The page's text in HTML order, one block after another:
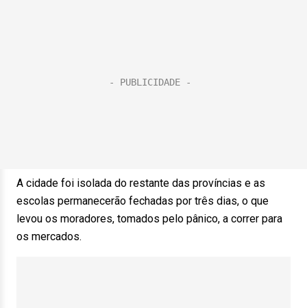
A cidade foi isolada do restante das províncias e as
escolas permanecerão fechadas por três dias, o que
levou os moradores, tomados pelo pânico, a correr para
os mercados.